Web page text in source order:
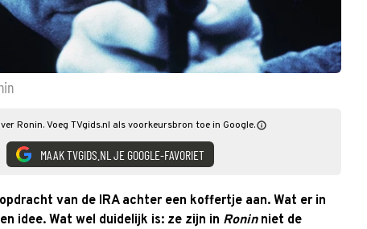
Ronin. Voeg TVgids.nl als voorkeursbron toe in Google.
MAAK TVGIDS.NL JE GOOGLE-FAVORIET
van de IRA achter een koffertje aan. Wat er in
idee. Wat wel duidelijk is: ze zijn in Roninniet de